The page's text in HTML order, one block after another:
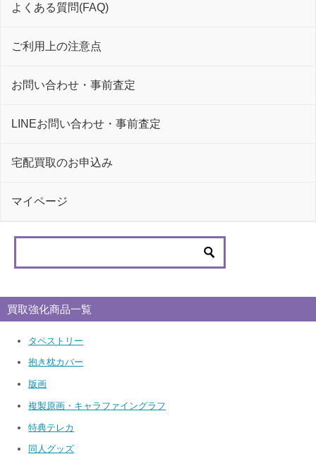
よくある質問(FAQ)
ご利用上の注意点
お問い合わせ・事前査定
LINEお問い合わせ・事前査定
宅配買取のお申込み
マイページ
買取強化商品一覧
タペストリー
抱き枕カバー
版画
複製原画・キャラファイングラフ
特典テレカ
同人グッズ